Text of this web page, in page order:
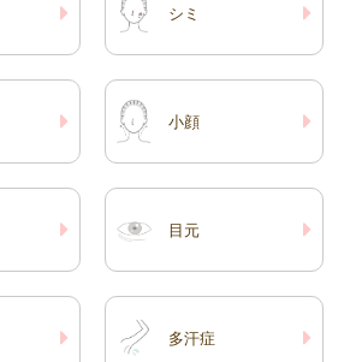
シミ
小顔
目元
多汗症